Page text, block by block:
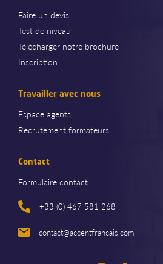
Faire un devis
Test de niveau
Télécharger notre brochure
Inscription
Travailler avec nous
Espace agents
Recrutement formateurs
Contact
Formulaire contact
+33 (0) 467 581 268
contact@accentfrancais.com